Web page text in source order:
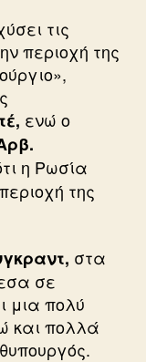
τις
περιοχή της
ενώ ο
η Ρωσία
της
στα
σε
μια πολύ
και πολλά